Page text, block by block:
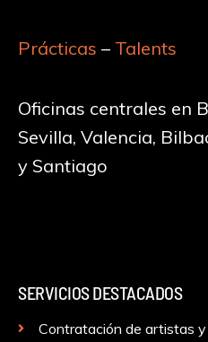
Prácticas – Talents
Oficinas centrales en
Sevilla, Valencia,
y Santiago
SERVICIOS DESTACADOS
Contratación de artistas